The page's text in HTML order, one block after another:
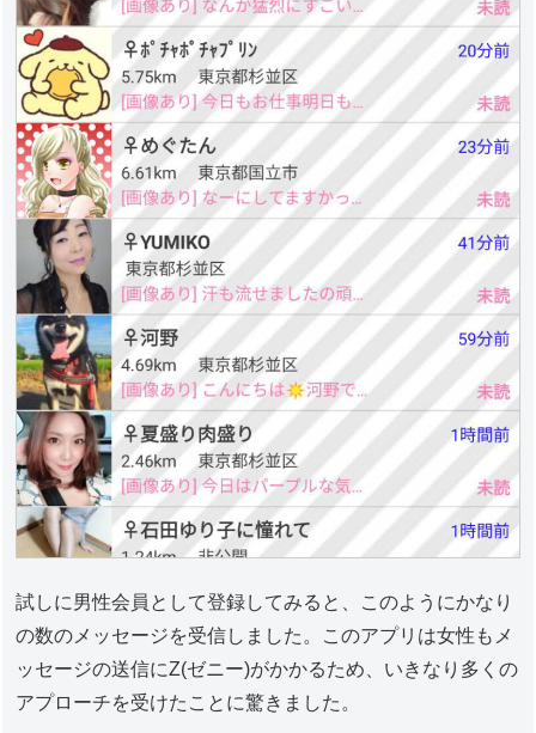
試しに男性会員として登録してみると、このようにかなり
の数のメッセージを受信しました。このアプリは女性もメ
ッセージの送信にZ(ゼニー)がかかるため、いきなり多くの
アプローチを受けたことに驚きました。